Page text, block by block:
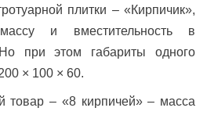
плитки – «Кирпичик»,
и вместительность в
при этом габариты одного
× 100 × 60.
товар – «8 кирпичей» – масса